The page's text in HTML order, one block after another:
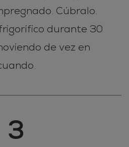
Cúbralo.
durante 30
de vez en
3